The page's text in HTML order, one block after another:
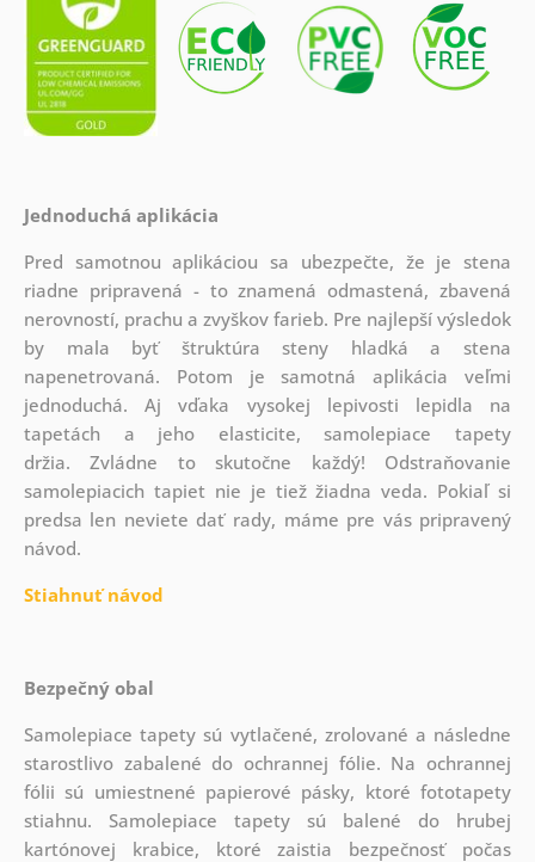
Jednoduchá aplikácia
Pred samotnou aplikáciou sa ubezpečte, že je stena
riadne pripravená - to znamená odmastená, zbavená
nerovností, prachu a zvyškov farieb. Pre najlepší výsledok
by mala byť štruktúra steny hladká a stena
napenetrovaná. Potom je samotná aplikácia veľmi
jednoduchá. Aj vďaka vysokej lepivosti lepidla na
tapetách a jeho elasticite, samolepiace tapety
držia. Zvládne to skutočne každý! Odstraňovanie
samolepiacich tapiet nie je tiež žiadna veda. Pokiaľ si
predsa len neviete dať rady, máme pre vás pripravený
návod.
Stiahnuť návod
Bezpečný obal
Samolepiace tapety sú vytlačené, zrolované a následne
starostlivo zabalené do ochrannej fólie. Na ochrannej
fólii sú umiestnené papierové pásky, ktoré fototapety
stiahnu. Samolepiace tapety sú balené do hrubej
kartónovej krabice, ktoré zaistia bezpečnosť počas